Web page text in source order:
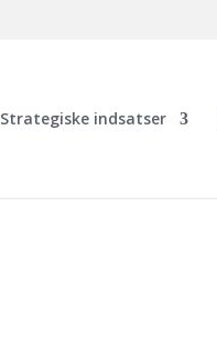
Strategiske indsatser